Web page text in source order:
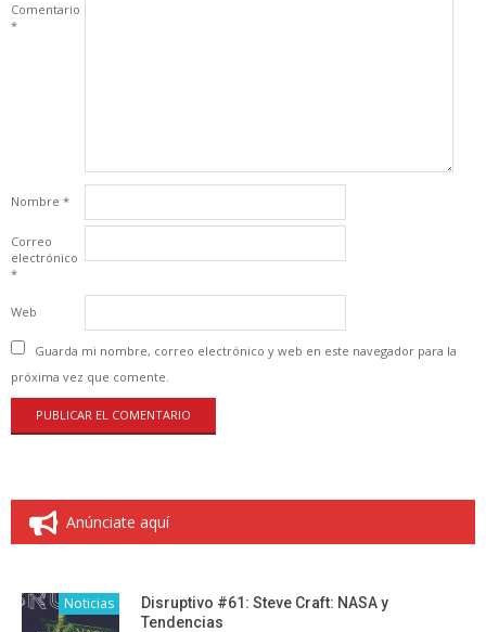
Comentario
*
Nombre *
Correo
electrónico
*
Web
Guarda mi nombre, correo electrónico y web en este navegador para la
próxima vez que comente.
Anúnciate aquí
Noticias
Disruptivo #61: Steve Craft: NASA y
Tendencias